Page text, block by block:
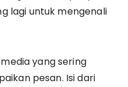
lagi untuk mengenali
yang sering
pesan. Isi dari